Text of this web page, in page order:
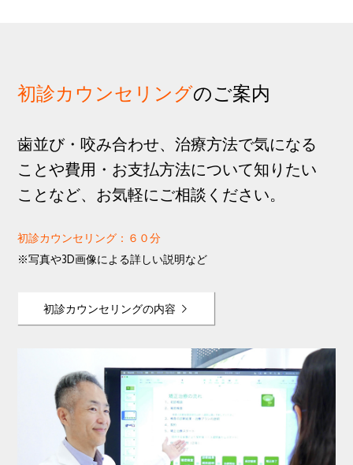
初診カウンセリングのご案内
歯並び・咬み合わせ、治療方法で気になる
ことや費用・お支払方法について知りたい
ことなど、お気軽にご相談ください。
初診カウンセリング：６０分
※写真や3D画像による詳しい説明など
初診カウンセリングの内容